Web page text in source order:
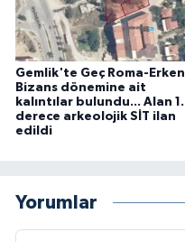
Gemlik'te Geç Roma-Erken
Bizans dönemine ait
kalıntılar bulundu... Alan 1.
derece arkeolojik SİT ilan
edildi
Yorumlar